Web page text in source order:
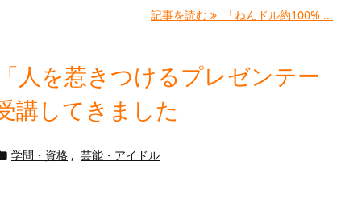
記事を読む 「ねんドル約100% ...
人を惹きつけるプレゼンテー
講してきました
学問・資格 , 芸能・アイドル